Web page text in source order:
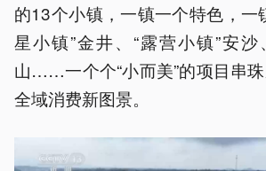
的13个小镇，一镇一个特色，一
星小镇”金井、“露营小镇”安沙
山……一个个“小而美”的项目串
全域消费新图景。